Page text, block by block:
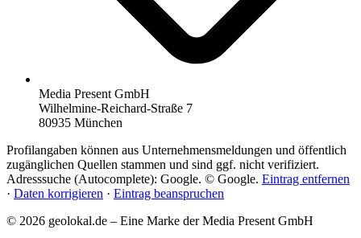
Media Present GmbH
Wilhelmine-Reichard-Straße 7
80935 München
Profilangaben können aus Unternehmensmeldungen und öffentlich
zugänglichen Quellen stammen und sind ggf. nicht verifiziert.
Adresssuche (Autocomplete): Google. © Google. Eintrag entfernen
· Daten korrigieren · Eintrag beanspruchen
© 2026 geolokal.de – Eine Marke der Media Present GmbH